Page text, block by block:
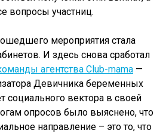
вопросы участниц.
мероприятия стала
И здесь снова сработал
агентства Club-mama —
Девичника беременных
социального вектора в своей
опросов было выяснено, что
направление – это то, что